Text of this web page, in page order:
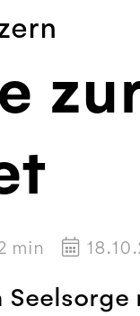
min